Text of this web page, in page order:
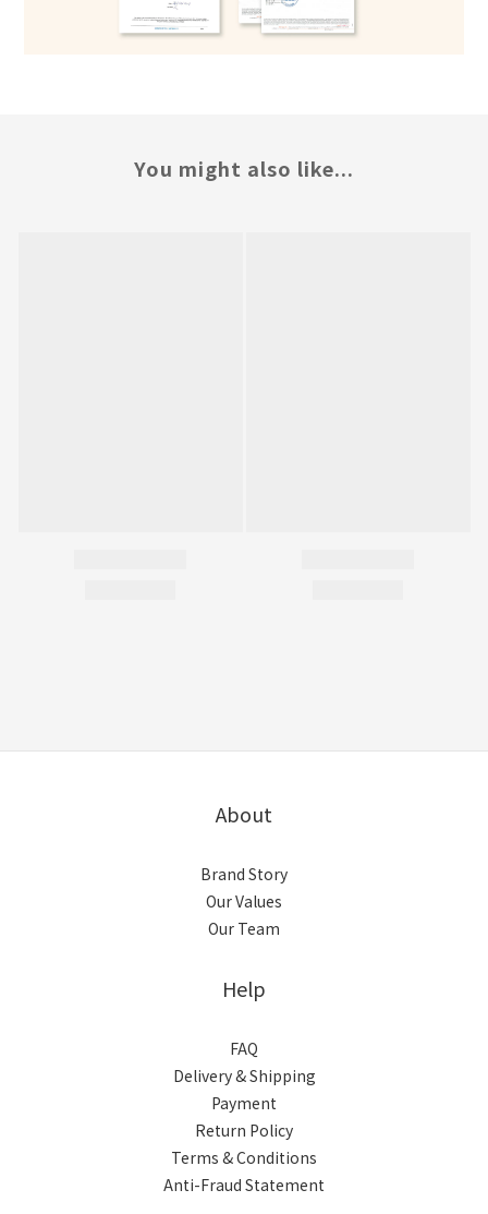
You might also like...
About
Brand Story
Our Values
Our Team
Help
FAQ
Delivery & Shipping
Payment
Return Policy
Terms & Conditions
Anti-Fraud Statement